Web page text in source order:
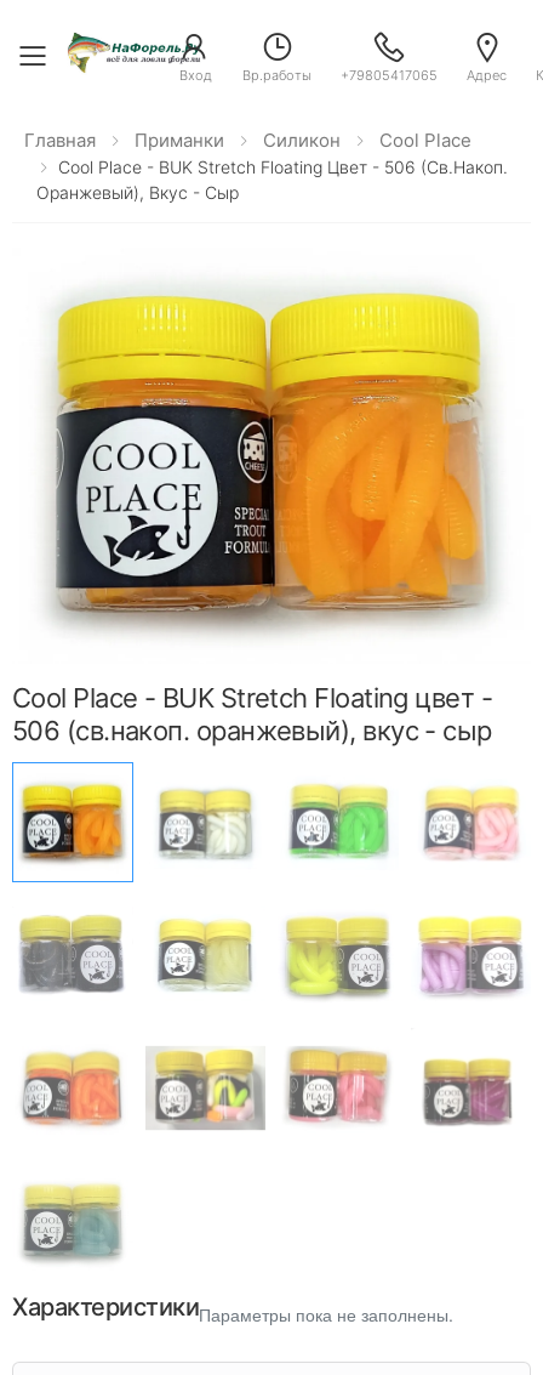
Toggle menu
Вход Вр.работы +79805417065 Адрес
Главная Приманки Силикон Cool Place
Cool Place - BUK Stretch Floating Цвет - 506 (св.накоп.
Оранжевый), Вкус - Сыр
Cool Place - BUK Stretch Floating цвет -
506 (св.накоп. оранжевый), вкус - сыр
ХарактеристикиПараметры пока не заполнены.